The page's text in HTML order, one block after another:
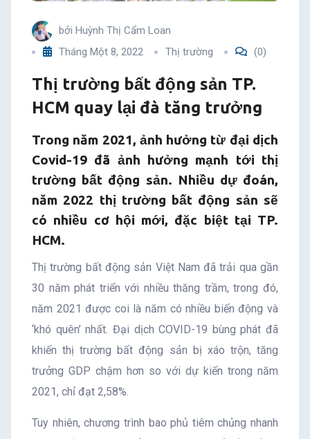
đà
tăng
trưởng
bởi Huỳnh Thị Cẩm Loan
Tháng Một 8, 2022
Thị trường (0)
Thị trường bất động sản TP.
HCM quay lại đà tăng trưởng
Trong năm 2021, ảnh hưởng từ đại dịch
Covid-19 đã ảnh hưởng mạnh tới thị
trường bất động sản. Nhiều dự đoán,
năm 2022 thị trường bất động sản sẽ
có nhiều cơ hội mới, đặc biệt tại TP.
HCM.
Thị trường bất động sản Việt Nam đã trải qua gần
30 năm phát triển với nhiều thăng trầm, trong đó,
năm 2021 được coi là năm có nhiều biến động và
‘khó quên’ nhất. Đại dịch COVID-19 bùng phát đã
khiến thị trường bất động sản bị xáo trộn, tăng
trưởng GDP chậm hơn so với dự kiến trong năm
2021, chỉ đạt 2,58%.
Tuy nhiên, chương trình bao phủ tiêm chủng nhanh